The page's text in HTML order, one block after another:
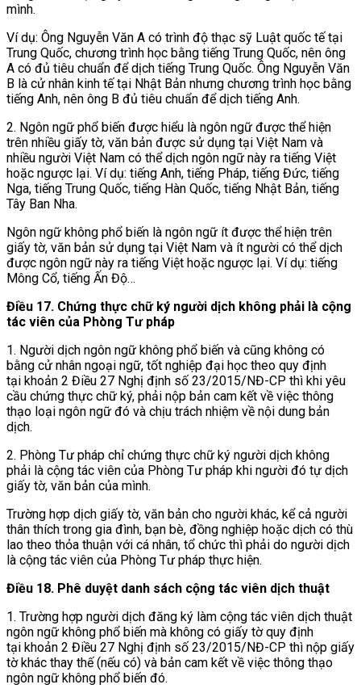
mình.
Ví dụ: Ông Nguyễn Văn A có trình độ thạc sỹ Luật quốc tế tại
Trung Quốc, chương trình học bằng tiếng Trung Quốc, nên ông
A có đủ tiêu chuẩn để dịch tiếng Trung Quốc. Ông Nguyễn Văn
B là cử nhân kinh tế tại Nhật Bản nhưng chương trình học bằng
tiếng Anh, nên ông B đủ tiêu chuẩn để dịch tiếng Anh.
2. Ngôn ngữ phổ biến được hiểu là ngôn ngữ được thể hiện
trên nhiều giấy tờ, văn bản được sử dụng tại Việt Nam và
nhiều người Việt Nam có thể dịch ngôn ngữ này ra tiếng Việt
hoặc ngược lại. Ví dụ: tiếng Anh, tiếng Pháp, tiếng Đức, tiếng
Nga, tiếng Trung Quốc, tiếng Hàn Quốc, tiếng Nhật Bản, tiếng
Tây Ban Nha.
Ngôn ngữ không phổ biến là ngôn ngữ ít được thể hiện trên
giấy tờ, văn bản sử dụng tại Việt Nam và ít người có thể dịch
được ngôn ngữ này ra tiếng Việt hoặc ngược lại. Ví dụ: tiếng
Mông Cổ, tiếng Ấn Độ…
Điều 17. Chứng thực chữ ký người dịch không phải là cộng
tác viên của Phòng Tư pháp
1. Người dịch ngôn ngữ không phổ biến và cũng không có
bằng cử nhân ngoại ngữ, tốt nghiệp đại học theo quy định
tại khoản 2 Điều 27 Nghị định số 23/2015/NĐ-CP thì khi yêu
cầu chứng thực chữ ký, phải nộp bản cam kết về việc thông
thạo loại ngôn ngữ đó và chịu trách nhiệm về nội dung bản
dịch.
2. Phòng Tư pháp chỉ chứng thực chữ ký người dịch không
phải là cộng tác viên của Phòng Tư pháp khi người đó tự dịch
giấy tờ, văn bản của mình.
Trường hợp dịch giấy tờ, văn bản cho người khác, kể cả người
thân thích trong gia đình, bạn bè, đồng nghiệp hoặc dịch có thù
lao theo thỏa thuận với cá nhân, tổ chức thì phải do người dịch
là cộng tác viên của Phòng Tư pháp thực hiện.
Điều 18. Phê duyệt danh sách cộng tác viên dịch thuật
1. Trường hợp người dịch đăng ký làm cộng tác viên dịch thuật
ngôn ngữ không phổ biến mà không có giấy tờ quy định
tại khoản 2 Điều 27 Nghị định số 23/2015/NĐ-CP thì nộp giấy
tờ khác thay thế (nếu có) và bản cam kết về việc thông thạo
ngôn ngữ không phổ biến đó.